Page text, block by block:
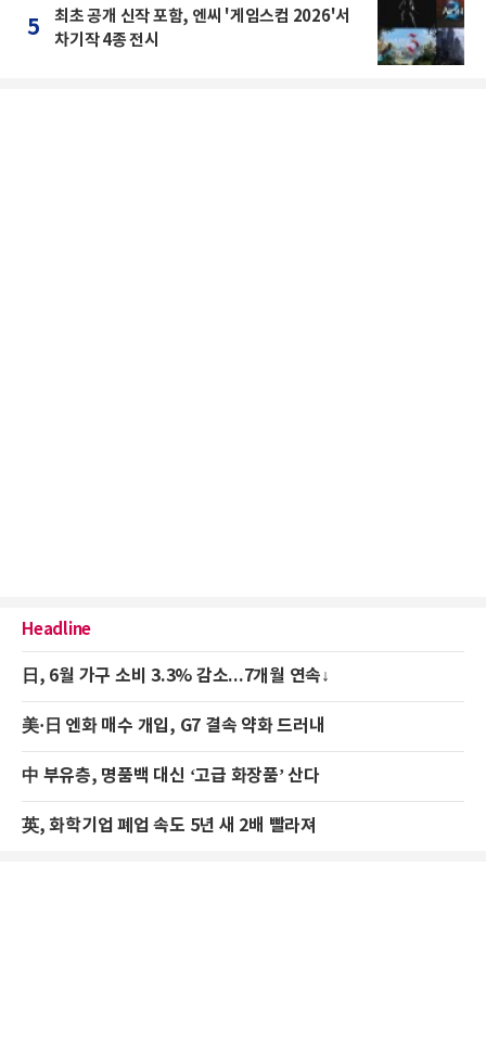
5
최초 공개 신작 포함, 엔씨 '게임스컴 2026'서
차기작 4종 전시
Headline
日, 6월 가구 소비 3.3% 감소...7개월 연속↓
美·日 엔화 매수 개입, G7 결속 약화 드러내
中 부유층, 명품백 대신 ‘고급 화장품’ 산다
英, 화학기업 폐업 속도 5년 새 2배 빨라져